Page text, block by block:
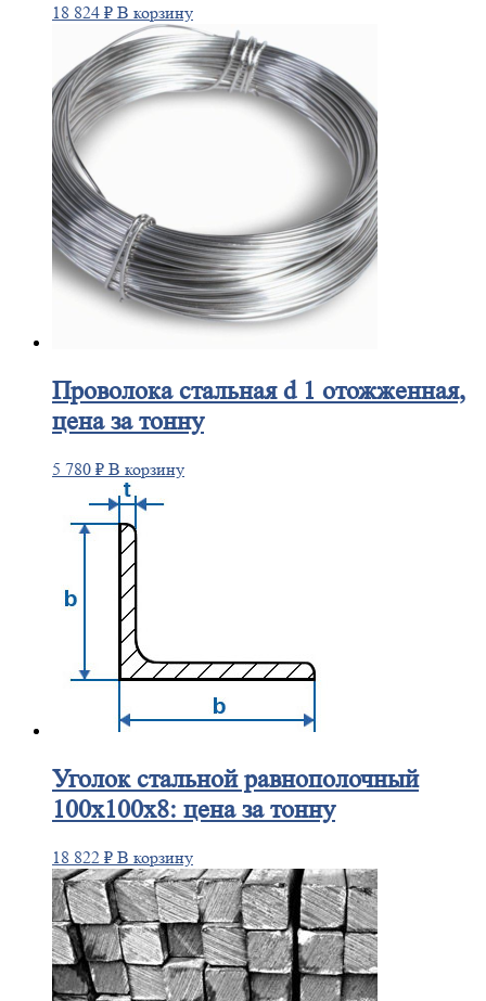
18 824 ₽ В корзину
Проволокастальная d 1 отожженная,
цена за тонну
5 780 ₽ В корзину
Уголокстальной равнополочный
100х100х8: цена за тонну
18 822 ₽ В корзину